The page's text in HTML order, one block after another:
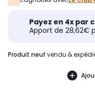
Payez en 4x par
Apport de 28,62€
produit neuf vendu &